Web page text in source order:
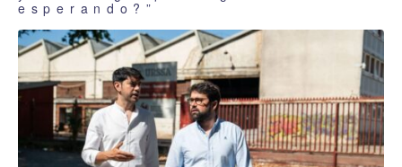
esperando?”